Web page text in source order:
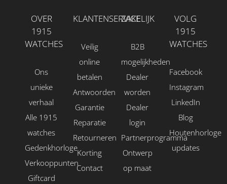
OVER
1915
WATCHES
Ons
unieke
verhaal
Alle 1915
watches
Gedenkhorloge
Verkooppunten
Giftcard
KLANTENSERVICE
Veilig
online
betalen
Antwoorden
Garantie
Reparatie
Retourneren
Korting
Contact
ZAKELIJK
B2B
mogelijkheden
Dealer
worden
Dealer
login
Partnerprogramma
Ontwerp
op maat
VOLG
1915
WATCHES
Facebook
Instagram
LinkedIn
Blog
Houtenhorloge
updates